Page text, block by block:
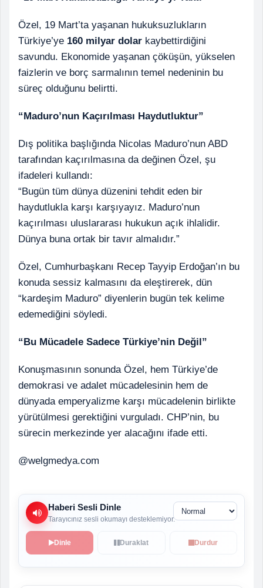
Özel, 19 Mart’ta yaşanan hukuksuzlukların
Türkiye’ye 160 milyar dolar kaybettirdiğini
savundu. Ekonomide yaşanan çöküşün, yükselen
faizlerin ve borç sarmalının temel nedeninin bu
süreç olduğunu belirtti.
“Maduro’nun Kaçırılması Haydutluktur”
Dış politika başlığında Nicolas Maduro’nun ABD
tarafından kaçırılmasına da değinen Özel, şu
ifadeleri kullandı:
“Bugün tüm dünya düzenini tehdit eden bir
haydutlukla karşı karşıyayız. Maduro’nun
kaçırılması uluslararası hukukun açık ihlalidir.
Dünya buna ortak bir tavır almalıdır.”
Özel, Cumhurbaşkanı Recep Tayyip Erdoğan’ın bu
konuda sessiz kalmasını da eleştirerek, dün
“kardeşim Maduro” diyenlerin bugün tek kelime
edemediğini söyledi.
“Bu Mücadele Sadece Türkiye’nin Değil”
Konuşmasının sonunda Özel, hem Türkiye’de
demokrasi ve adalet mücadelesinin hem de
dünyada emperyalizme karşı mücadelenin birlikte
yürütülmesi gerektiğini vurguladı. CHP’nin, bu
sürecin merkezinde yer alacağını ifade etti.
@welgmedya.com
Haberi Sesli Dinle
Tarayıcınız sesli okumayı desteklemiyor.
Dinle Duraklat Durdur